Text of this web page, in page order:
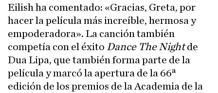
Eilish ha comentado: «Gracias, Greta, por
hacer la película más increíble, hermosa y
empoderadora». La canción también
competía con el éxito Dance The Nightde
Dua Lipa, que también forma parte de la
película y marcó la apertura de la 66ª
edición de los premios de la Academia de la